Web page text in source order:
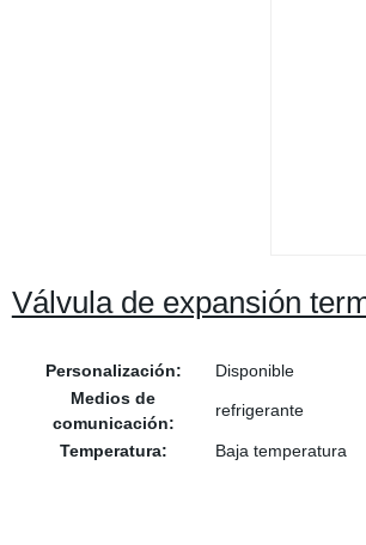
Válvula de expansión
Personalización:
Disponible
Medios de
comunicación:
refrigerante
Temperatura: Baja temperatura